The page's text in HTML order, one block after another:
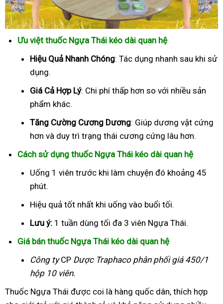
Ưu việt thuốc Ngựa Thái kéo dài quan hệ
Hiệu Quả Nhanh Chóng: Tác dụng nhanh sau khi sử
dụng.
Giá Cả Hợp Lý: Chi phí thấp hơn so với nhiều sản
phẩm khác.
Tăng Cường Cương Dương: Giúp dương vật cứng
hơn và duy trì trạng thái cương cứng lâu hơn.
Cách sử dụng thuốc Ngựa Thái kéo dài quan hệ
Uống 1 viên trước khi làm chuyện đó khoảng 45
phút.
Hiệu quả tốt nhất khi uống vào buổi tối.
Lưu ý: 1 tuần dùng tối đa 3 viên Ngựa Thái.
Giá bán thuốc Ngựa Thái kéo dài quan hệ
Công tyCP Dược Traphacophân phối giá 450/1
hộp 10 viên.
Thuốc Ngựa Thái được coi là hàng quốc dân, thích hợp